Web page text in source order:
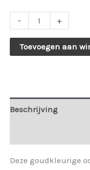
-
Halve
oorbellen
Sil
+
Toevoegen aan
Beschrijving
Deze goudkleurige